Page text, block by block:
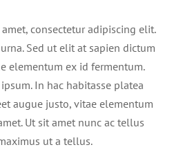
consectetur adipiscing elit.
Sed ut elit at sapien dictum
elementum ex id fermentum.
In hac habitasse platea
augue justo, vitae elementum
Ut sit amet nunc ac tellus
ut a tellus.